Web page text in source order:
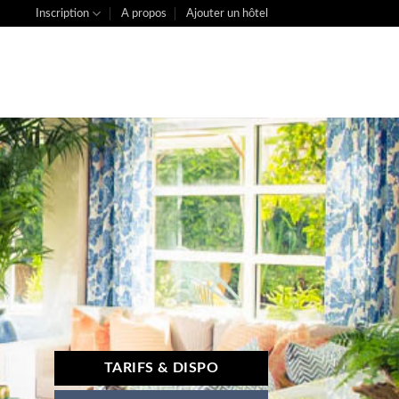
Inscription A propos Ajouter un hôtel
TARIFS & DISPO